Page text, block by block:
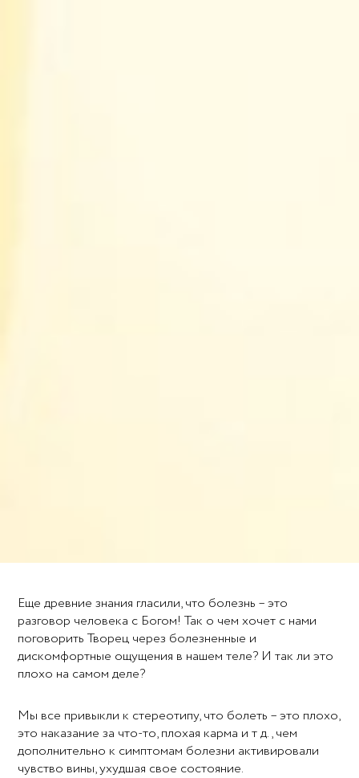
Еще древние знания гласили, что болезнь – это
разговор человека с Богом! Так о чем хочет с нами
поговорить Творец через болезненные и
дискомфортные ощущения в нашем теле? И так ли это
плохо на самом деле?
Мы все привыкли к стереотипу, что болеть – это плохо,
это наказание за что-то, плохая карма и т д., чем
дополнительно к симптомам болезни активировали
чувство вины, ухудшая свое состояние.